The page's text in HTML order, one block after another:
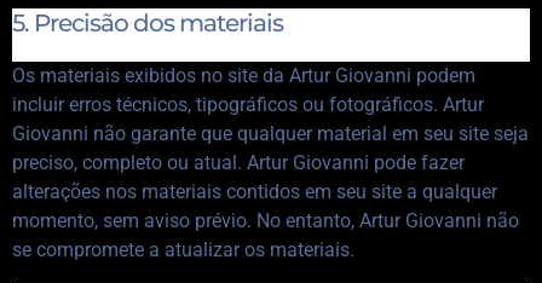
5. Precisão dos materiais
Os materiais exibidos no site da Artur Giovanni podem
incluir erros técnicos, tipográficos ou fotográficos. Artur
Giovanni não garante que qualquer material em seu site seja
preciso, completo ou atual. Artur Giovanni pode fazer
alterações nos materiais contidos em seu site a qualquer
momento, sem aviso prévio. No entanto, Artur Giovanni não
se compromete a atualizar os materiais.